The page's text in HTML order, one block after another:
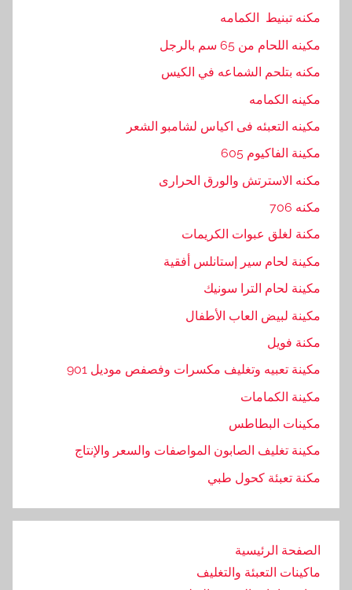
مكنه تبنيط الكمامه
مكينه اللحام من 65 سم بالرجل
مكنه بتلحم الشماعه في الكيس
مكينه الكمامه
مكينه التعبئه فى اكياس لشامبو الشعر
مكينة الفاكيوم 605
مكنه الاسترتش والورق الحرارى
مكنه 706
مكنة لغلق عبوات الكريمات
مكينة لحام سير إستانلس أفقية
مكينة لحام الترا سونيك
مكينة لبيض العاب الأطفال
مكنة فويل
مكينة تعبيه وتغليف مكسرات وفصفص موديل 901
مكينة الكمامات
مكينات البطاطس
مكينة تغليف الصابون المواصفات والسعر والإنتاج
مكنة تعبئة كحول طبي
الصفحة الرئيسية
ماكينات التعبئة والتغليف